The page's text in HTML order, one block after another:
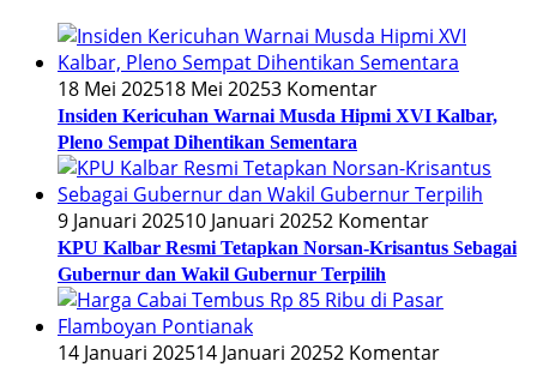
18 Mei 202518 Mei 20253 Komentar
Insiden Kericuhan Warnai Musda Hipmi XVI Kalbar,
Pleno Sempat Dihentikan Sementara
9 Januari 202510 Januari 20252 Komentar
KPU Kalbar Resmi Tetapkan Norsan-Krisantus Sebagai
Gubernur dan Wakil Gubernur Terpilih
14 Januari 202514 Januari 20252 Komentar